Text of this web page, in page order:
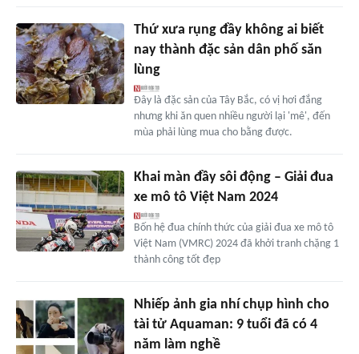
Thứ xưa rụng đầy không ai biết
nay thành đặc sản dân phố săn
lùng
Đây là đặc sản của Tây Bắc, có vị hơi đắng
nhưng khi ăn quen nhiều người lại 'mê', đến
mùa phải lùng mua cho bằng được.
Khai màn đầy sôi động – Giải đua
xe mô tô Việt Nam 2024
Bốn hệ đua chính thức của giải đua xe mô tô
Việt Nam (VMRC) 2024 đã khởi tranh chặng 1
thành công tốt đẹp
Nhiếp ảnh gia nhí chụp hình cho
tài tử Aquaman: 9 tuổi đã có 4
năm làm nghề